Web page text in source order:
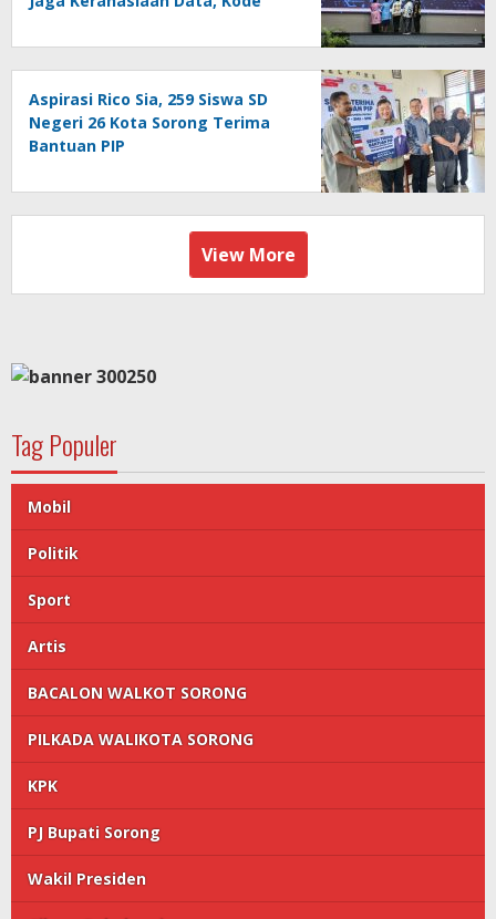
Aspirasi Rico Sia, 259 Siswa SD
Negeri 26 Kota Sorong Terima
Bantuan PIP
View More
Tag Populer
Mobil
Politik
Sport
Artis
BACALON WALKOT SORONG
PILKADA WALIKOTA SORONG
KPK
PJ Bupati Sorong
Wakil Presiden